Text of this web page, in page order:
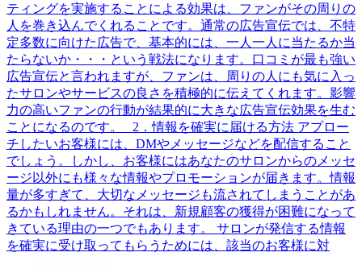
ティングを実施することによる効果は、ファンがその周りの
人を巻き込んでくれることです。通常の広告宣伝では、不特
定多数に向けた広告で、基本的には、一人一人に当たるか当
たらないか・・・という戦法になります。口コミが最も強い
広告宣伝と言われますが、ファンは、周りの人にも気に入っ
たサロンやサービスの良さを積極的に伝えてくれます。影響
力の高いファンの行動が結果的に大きな広告宣伝効果を生む
ことになるのです。 2．情報を確実に届ける方法 アプロー
チしたいお客様には、DMやメッセージなどを配信すること
でしょう。しかし、お客様にはあなたのサロンからのメッセ
ージ以外にも様々な情報やプロモーションが届きます。情報
量が多すぎて、大切なメッセージも流されてしまうことがあ
るかもしれません。それは、新規顧客の獲得が困難になって
きている理由の一つでもあります。 サロンが発信する情報
を確実に受け取ってもらうためには、該当のお客様に対